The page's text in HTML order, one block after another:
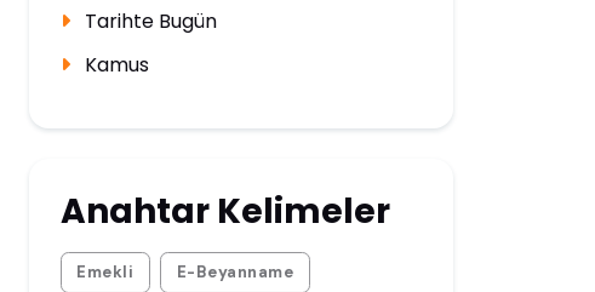
Tarihte Bugün
Kamus
Anahtar Kelimeler
Emekli E-Beyanname